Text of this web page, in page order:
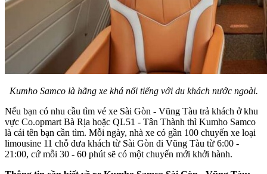
Kumho Samco là hãng xe khá nổi tiếng với du khách nước ngoài.
Nếu bạn có nhu cầu tìm vé xe Sài Gòn - Vũng Tàu trả khách ở khu
vực Co.opmart Bà Rịa hoặc QL51 - Tân Thành thì Kumho Samco
là cái tên bạn cần tìm. Mỗi ngày, nhà xe có gần 100 chuyến xe loại
limousine 11 chỗ đưa khách từ Sài Gòn đi Vũng Tàu từ 6:00 -
21:00, cứ mỗi 30 - 60 phút sẽ có một chuyến mới khởi hành.